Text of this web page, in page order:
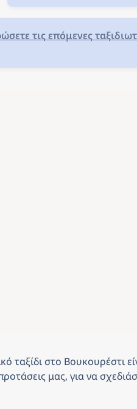
τις επόμενες
ταξίδι στο Βουκουρέστι
μας, για να